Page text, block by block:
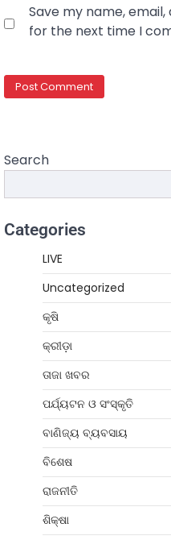
Save my name,
for the next time I
Search
Categories
LIVE
Uncategorized
କୃଷି
କ୍ରୀଡ଼ା
ତାଜା ଖବର
ପର୍ଯ୍ୟଟନ ଓ ସଂସ୍କୃତି
ବାଣିଜ୍ୟ ବ୍ୟବସାୟ
ବିଶେଷ
ରାଜନୀତି
ଶିକ୍ଷା